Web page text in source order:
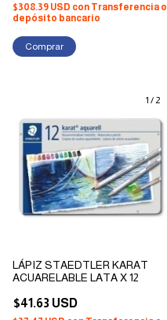
$308.39 USD con Transferencia o
depósito bancario
1 / 2
LÁPIZ STAEDTLER KARAT
ACUARELABLE LATA X 12
$41.63 USD